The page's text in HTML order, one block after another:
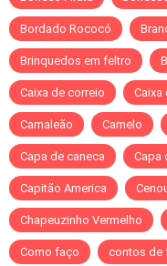
Bordado Rococó
Brinquedos em feltro
Caixa de correio Caixa
Camaleão Camelo
Capa de caneca Capa
Capitão America
Chapeuzinho Vermelho
Como faço contos de